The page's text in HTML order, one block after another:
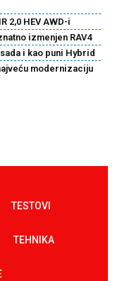
2,0 HEV AWD-i
izmenjen RAV4
i kao puni Hybrid
modernizaciju
TESTOVI
TEHNIKA